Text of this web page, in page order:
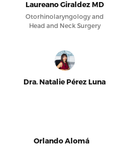
Laureano Giraldez MD
Otorhinolaryngology and
Head and Neck Surgery
Dra. Natalie Pérez Luna
Orlando Alomá